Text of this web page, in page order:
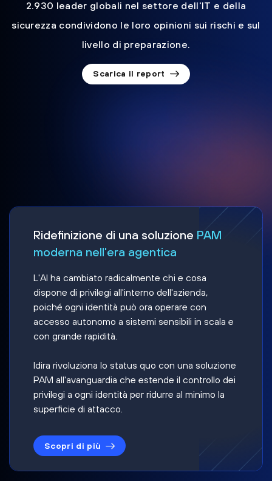
2.930 leader globali nel settore dell'IT e della
sicurezza condividono le loro opinioni sui rischi e sul
livello di preparazione.
Scarica il report
Ridefinizione di una soluzione PAM
moderna nell'era agentica
L'AI ha cambiato radicalmente chi e cosa
dispone di privilegi all'interno dell'azienda,
poiché ogni identità può ora operare con
accesso autonomo a sistemi sensibili in scala e
con grande rapidità.
Idira rivoluziona lo status quo con una soluzione
PAM all'avanguardia che estende il controllo dei
privilegi a ogni identità per ridurre al minimo la
superficie di attacco.
Scopri di più